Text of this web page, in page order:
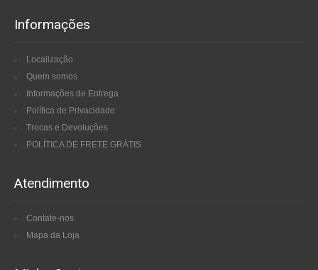
Informações
Localização
Quem somos
Informações de Entrega
Política de Privacidade
Trocas e Devoluções
POLÍTICA DE FRETE GRÁTIS
Atendimento
Contate-nos
Mapa da Loja